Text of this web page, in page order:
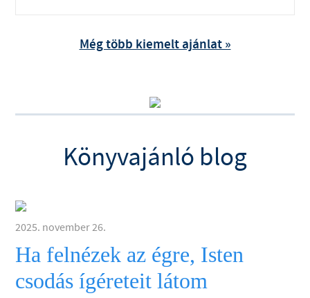
Még több kiemelt ajánlat »
Könyvajánló blog
2025. november 26.
Ha felnézek az égre, Isten
csodás ígéreteit látom